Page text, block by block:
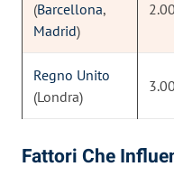
(Barcellona,
Madrid)
Regno Unito
(Londra)
Fattori Che